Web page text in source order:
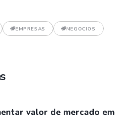
EMPRESAS NEGOCIOS
valor de mercado em